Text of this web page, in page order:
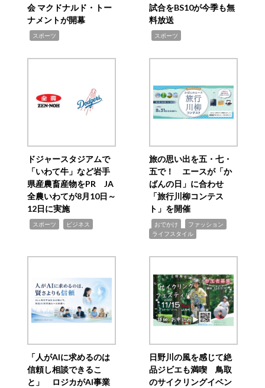
会 マクドナルド・トー
ナメントが開幕
スポーツ
試合をBS10が今季も無
料放送
スポーツ
ドジャースタジアムで
「いわて牛」など岩手
県産農畜産物をPR JA
全農いわてが8月10日～
12日に実施
スポーツ ビジネス
旅の思い出を五・七・
五で！ エースが「か
ばんの日」に合わせ
「旅行川柳コンテス
ト」を開催
おでかけ ファッション
ライフスタイル
「人がAIに求めるのは
信頼し相談できるこ
と」 ロジカがAI事業
日野川の風を感じて絶
品ジビエも満喫 鳥取
のサイクリングイベン